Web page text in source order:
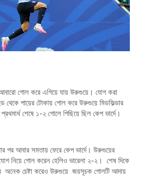
আবারো গোল করে এগিয়ে যায় উরুগুয়ে। যোগ করা
থেকে পায়ের টোকায় গোল করে উরুগুয়ে মিডফিল্ডার
শেষে ১-২ গোলে পিছিয়ে ছিল কেপ ভার্দে।
পর আবার সমতায় ফেরে কেপ ভার্দে। উরুগুয়ের
নিয়ে গোল করেন হেলিও ভারেলা ২-২। শেষ দিকে
অনেক চেষ্টা করেও উরুগুয়ে জয়সূচক গোলটি আদায়